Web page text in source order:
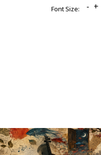
Font Size: - +